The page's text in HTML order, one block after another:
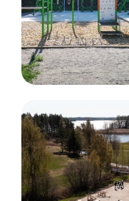
Nettovikt
378 kg